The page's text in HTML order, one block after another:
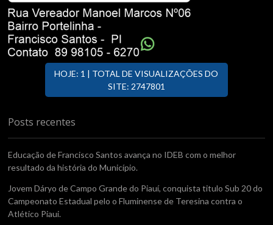
HOJE: 1 | TOTAL DE VISUALIZAÇÕES DO
SITE: 2747801
Posts recentes
Educação de Francisco Santos avança no IDEB com o melhor
resultado da história do Município.
Jovem Dáryo de Campo Grande do Piauí, conquista titulo Sub 20 do
Campeonato Estadual pelo o Fluminense de Teresina contra o
Atlético Piaui.